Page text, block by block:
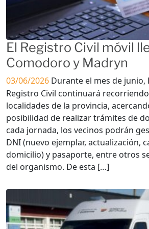
El Registro Civil móvil
Comodoro y Madryn
03/06/2026 Durante el mes de junio,
Registro Civil continuará
localidades de la provincia,
posibilidad de realizar trámites de
cada jornada, los vecinos podrán
DNI (nuevo ejemplar, actualización,
domicilio) y pasaporte, entre otros
del organismo. De esta […]